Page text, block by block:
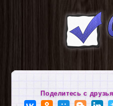
Поделитесь с